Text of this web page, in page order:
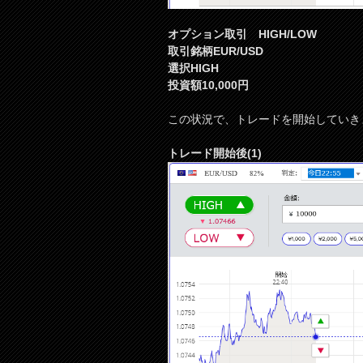
オプション取引 HIGH/LOW
取引銘柄EUR/USD
選択HIGH
投資額10,000円
この状況で、トレードを開始してい
トレード開始後(1)